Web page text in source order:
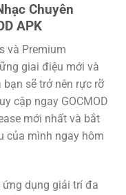
Chuyên
APK
và Premium
giai điệu mới và
sẽ trở nên rực rỡ
cập ngay GOCMOD
mới nhất và bắt
của mình ngay hôm
ứng dụng giải trí đa